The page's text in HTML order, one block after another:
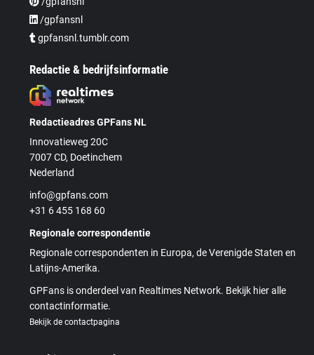
/gpfansnl
gpfansnl.tumblr.com
Redactie & bedrijfsinformatie
Redactieadres GPFans NL
Innovatieweg 20C
7007 CD, Doetinchem
Nederland
info@gpfans.com
+31 6 455 168 60
Regionale correspondentie
Regionale correspondenten in Europa, de Verenigde Staten en
Latijns-Amerika.
GPFans is onderdeel van Realtimes Network. Bekijk hier alle
contactinformatie.
Bekijk de contactpagina